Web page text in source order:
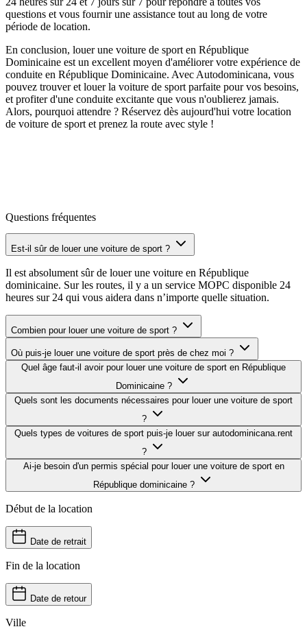
questions et vous fournir une assistance tout au long de votre
période de location.
En conclusion, louer une voiture de sport en République
Dominicaine est un excellent moyen d'améliorer votre expérience de
conduite en République Dominicaine. Avec Autodominicana, vous
pouvez trouver et louer la voiture de sport parfaite pour vos besoins,
et profiter d'une conduite excitante que vous n'oublierez jamais.
Alors, pourquoi attendre ? Réservez dès aujourd'hui votre location
de voiture de sport et prenez la route avec style !
Questions fréquentes
Est-il sûr de louer une voiture de sport ?
Il est absolument sûr de louer une voiture en République
dominicaine. Sur les routes, il y a un service MOPC disponible 24
heures sur 24 qui vous aidera dans n’importe quelle situation.
Combien pour louer une voiture de sport ?
Où puis-je louer une voiture de sport près de chez moi ?
Quel âge faut-il avoir pour louer une voiture de sport en République
Dominicaine ?
Quels sont les documents nécessaires pour louer une voiture de sport
?
Quels types de voitures de sport puis-je louer sur autodominicana.rent
?
Ai-je besoin d'un permis spécial pour louer une voiture de sport en
République dominicaine ?
Début de la location
Date de retrait
Fin de la location
Date de retour
Ville